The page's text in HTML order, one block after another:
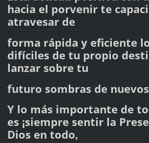
hacia el porvenir te
atravesar de
forma rápida y eficiente
difíciles de tu propio
lanzar sobre tu
futuro sombras de
Y lo más importante de
es ¡siempre sentir la
Dios en todo,